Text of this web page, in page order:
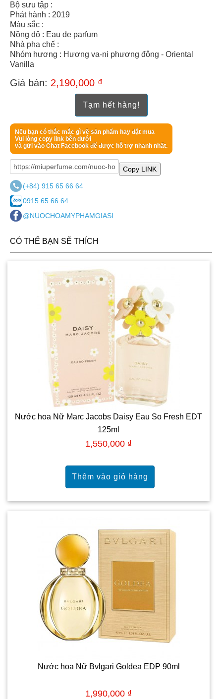
Bộ sưu tập :
Phát hành : 2019
Màu sắc :
Nồng độ : Eau de parfum
Nhà pha chế :
Nhóm hương : Hương va-ni phương đông - Oriental
Vanilla
Hương đặc trưng
Hương giữa: Cỏ vetiver
Hương cuối: Vanilla
Giá bán: 2,190,000 ₫
Tạm hết hàng!
Nếu bạn có thắc mắc gì về sản phẩm hay đặt mua
Vui lòng copy link bên dưới
và gửi vào Chat Facebook để được hỗ trợ nhanh nhất.
Copy LINK
(+84) 915 65 66 64
0915 65 66 64
@NUOCHOAMYPHAMGIASI
CÓ THỂ BẠN SẼ THÍCH
Nước hoa Nữ Marc Jacobs Daisy Eau So Fresh EDT
125ml
1,550,000 ₫
Nước hoa Nữ Bvlgari Goldea EDP 90ml
1,990,000 ₫